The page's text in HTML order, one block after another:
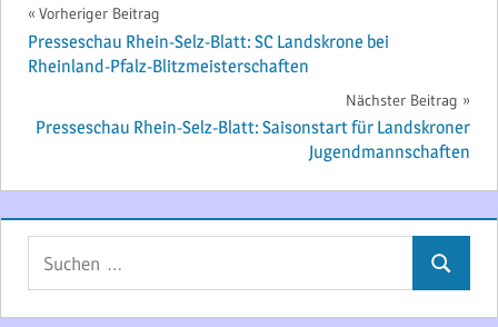
Beitragsnavigation
Vorheriger Beitrag
Presseschau Rhein-Selz-Blatt: SC Landskrone bei
Rheinland-Pfalz-Blitzmeisterschaften
Nächster Beitrag
Presseschau Rhein-Selz-Blatt: Saisonstart für Landskroner
Jugendmannschaften
Suchen